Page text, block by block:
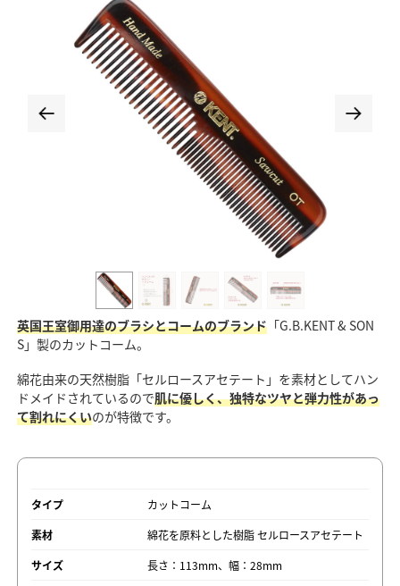
英国王室御用達のブラシとコームのブランド 「G.B.KENT & SON
S」製のカットコーム。
綿花由来の天然樹脂「セルロースアセテート」を素材としてハン
ドメイドされているので肌に優しく、独特なツヤと弾力性があっ
て割れにくいのが特徴です。
タイプ
カットコーム
素材
綿花を原料とした樹脂 セルロースアセテート
サイズ
長さ：113mm、幅：28mm